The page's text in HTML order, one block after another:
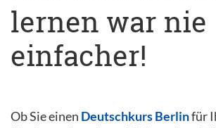
lernen war nie
einfacher!
Ob Sie einen Deutschkurs Berlinfür